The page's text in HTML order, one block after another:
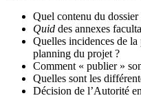
Quel contenu du dossier
Quid des annexes
Quelles incidences de la
planning du projet ?
Comment « publier »
Quelles sont les
Décision de l’Autorité